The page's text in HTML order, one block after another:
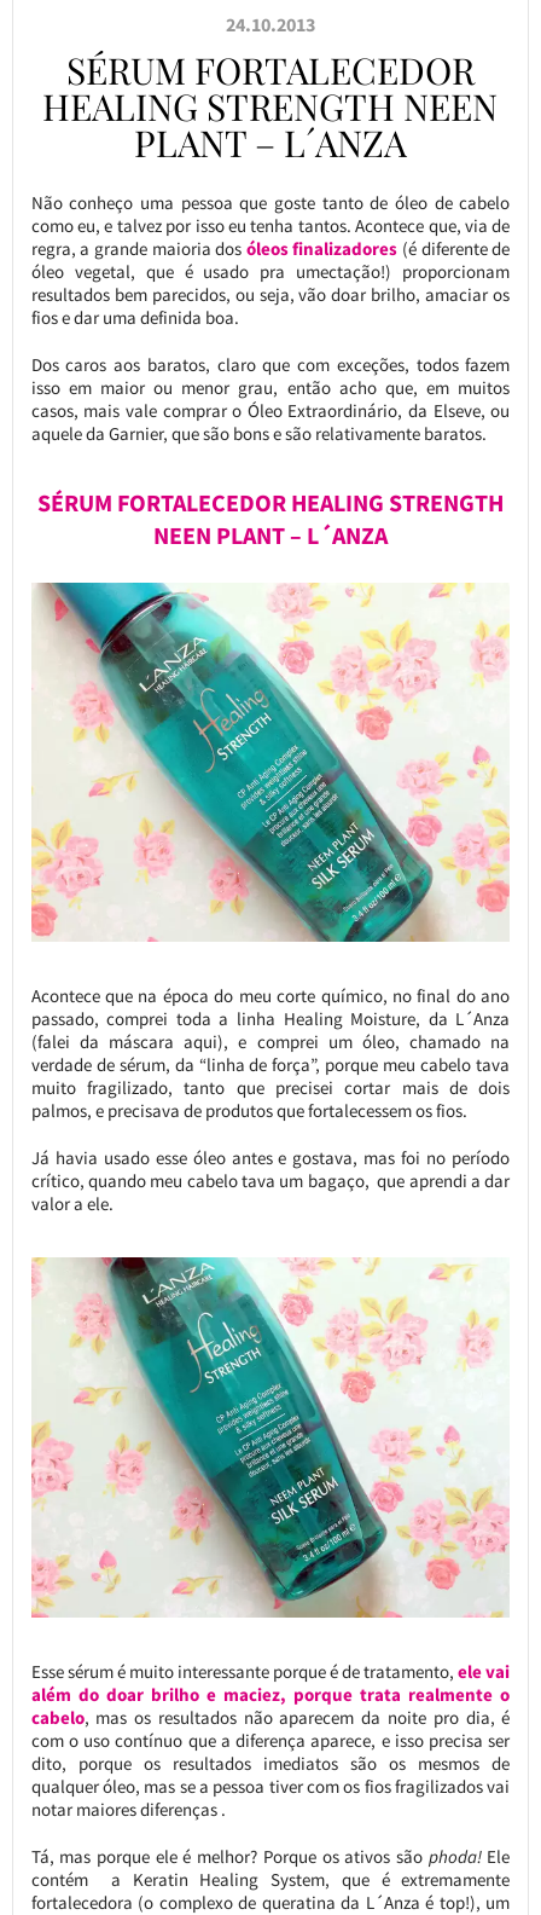
24.10.2013
SÉRUM FORTALECEDOR
HEALING STRENGTH NEEN
PLANT – L´ANZA
Não conheço uma pessoa que goste tanto de óleo de cabelo
como eu, e talvez por isso eu tenha tantos. Acontece que, via de
regra, a grande maioria dos óleos finalizadores (é diferente de
óleo vegetal, que é usado pra umectação!) proporcionam
resultados bem parecidos, ou seja, vão doar brilho, amaciar os
fios e dar uma definida boa.
Dos caros aos baratos, claro que com exceções, todos fazem
isso em maior ou menor grau, então acho que, em muitos
casos, mais vale comprar o Óleo Extraordinário, da Elseve, ou
aquele da Garnier, que são bons e são relativamente baratos.
SÉRUM FORTALECEDOR HEALING STRENGTH
NEEN PLANT – L´ANZA
Acontece que na época do meu corte químico, no final do ano
passado, comprei toda a linha Healing Moisture, da L´Anza
(falei da máscara aqui), e comprei um óleo, chamado na
verdade de sérum, da “linha de força”, porque meu cabelo tava
muito fragilizado, tanto que precisei cortar mais de dois
palmos, e precisava de produtos que fortalecessem os fios.
Já havia usado esse óleo antes e gostava, mas foi no período
crítico, quando meu cabelo tava um bagaço, que aprendi a dar
valor a ele.
Esse sérum é muito interessante porque é de tratamento,ele vai
além do doar brilho e maciez, porque trata realmente o
cabelo, mas os resultados não aparecem da noite pro dia, é
com o uso contínuo que a diferença aparece, e isso precisa ser
dito, porque os resultados imediatos são os mesmos de
qualquer óleo, mas se a pessoa tiver com os fios fragilizados vai
notar maiores diferenças .
Tá, mas porque ele é melhor? Porque os ativos sãophoda! Ele
contém a Keratin Healing System, que é extremamente
fortalecedora (o complexo de queratina da L´Anza é top!), um